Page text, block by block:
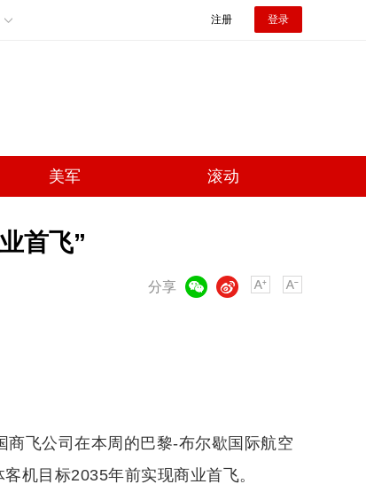
注册 登录
美军 滚动
首飞”
分享
微博
飞公司在本周的巴黎-布尔歇国际航空
机目标2035年前实现商业首飞。